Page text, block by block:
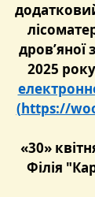
дров’яної
2025
(https://
«30»
Філія